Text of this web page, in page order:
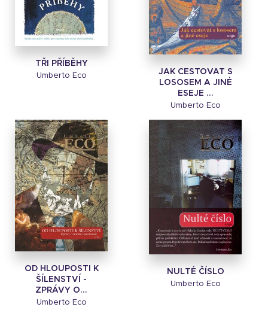
TŘI PŘÍBĚHY
Umberto Eco
JAK CESTOVAT S
LOSOSEM A JINÉ
ESEJE ...
Umberto Eco
OD HLOUPOSTI K
ŠÍLENSTVÍ -
ZPRÁVY O...
Umberto Eco
NULTÉ ČÍSLO
Umberto Eco